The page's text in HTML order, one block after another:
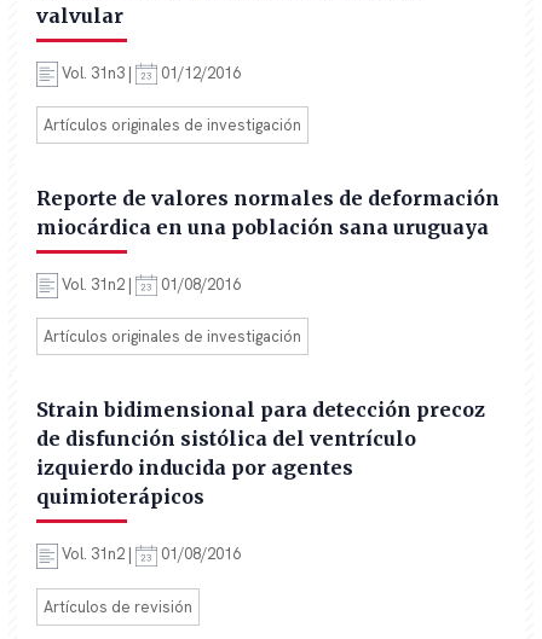
valvular
Vol. 31n3 | 01/12/2016
Artículos originales de investigación
Reporte de valores normales de deformación
miocárdica en una población sana uruguaya
Vol. 31n2 | 01/08/2016
Artículos originales de investigación
Strain bidimensional para detección precoz
de disfunción sistólica del ventrículo
izquierdo inducida por agentes
quimioterápicos
Vol. 31n2 | 01/08/2016
Artículos de revisión